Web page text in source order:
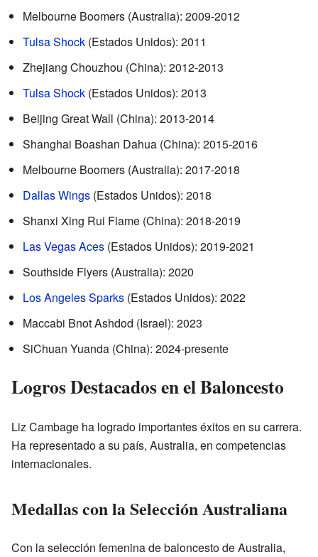
Melbourne Boomers (Australia): 2009-2012
Tulsa Shock (Estados Unidos): 2011
Zhejiang Chouzhou (China): 2012-2013
Tulsa Shock (Estados Unidos): 2013
Beijing Great Wall (China): 2013-2014
Shanghai Boashan Dahua (China): 2015-2016
Melbourne Boomers (Australia): 2017-2018
Dallas Wings (Estados Unidos): 2018
Shanxi Xing Rui Flame (China): 2018-2019
Las Vegas Aces (Estados Unidos): 2019-2021
Southside Flyers (Australia): 2020
Los Angeles Sparks (Estados Unidos): 2022
Maccabi Bnot Ashdod (Israel): 2023
SiChuan Yuanda (China): 2024-presente
Logros Destacados en el Baloncesto
Liz Cambage ha logrado importantes éxitos en su carrera.
Ha representado a su país, Australia, en competencias
internacionales.
Medallas con la Selección Australiana
Con la selección femenina de baloncesto de Australia,